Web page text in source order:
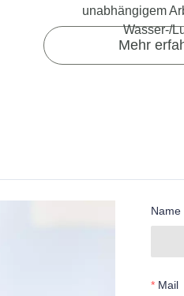
Mehr
unabhängigem
Wasser-/
Name
Mail